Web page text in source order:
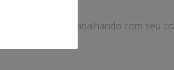
Continue trabalhando com seu